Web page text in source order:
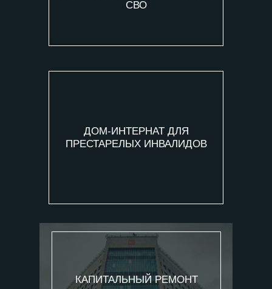
СВО
ДОМ-ИНТЕРНАТ ДЛЯ
ПРЕСТАРЕЛЫХ ИНВАЛИДОВ
КАПИТАЛЬНЫЙ РЕМОНТ